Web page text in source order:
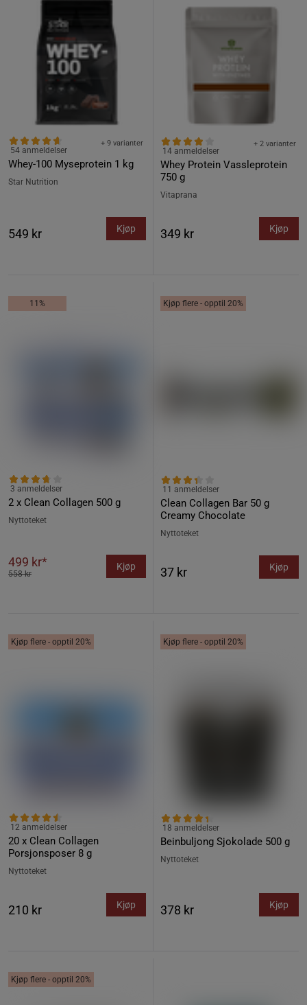
Whey-100 Myseprotein 1 kg
+ 9 varianter
54 anmeldelser
Star Nutrition
549 kr Kjøp
Whey Protein Vassleprotein
750 g
+ 2 varianter
14 anmeldelser
Vitaprana
349 kr Kjøp
11%
2 x Clean Collagen 500 g
3 anmeldelser
Nyttoteket
499 kr*
558 kr
Kjøp
Kjøp flere - opptil 20%
Clean Collagen Bar 50 g
Creamy Chocolate
11 anmeldelser
Nyttoteket
37 kr Kjøp
Kjøp flere - opptil 20%
20 x Clean Collagen
Porsjonsposer 8 g
12 anmeldelser
Nyttoteket
210 kr Kjøp
Kjøp flere - opptil 20%
Beinbuljong Sjokolade 500 g
18 anmeldelser
Nyttoteket
378 kr Kjøp
Kjøp flere - opptil 20%